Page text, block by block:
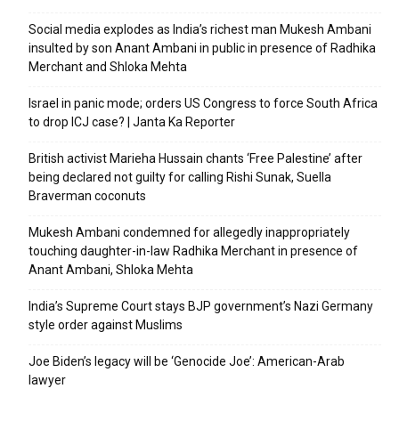
Social media explodes as India’s richest man Mukesh Ambani
insulted by son Anant Ambani in public in presence of Radhika
Merchant and Shloka Mehta
Israel in panic mode; orders US Congress to force South Africa
to drop ICJ case? | Janta Ka Reporter
British activist Marieha Hussain chants ‘Free Palestine’ after
being declared not guilty for calling Rishi Sunak, Suella
Braverman coconuts
Mukesh Ambani condemned for allegedly inappropriately
touching daughter-in-law Radhika Merchant in presence of
Anant Ambani, Shloka Mehta
India’s Supreme Court stays BJP government’s Nazi Germany
style order against Muslims
Joe Biden’s legacy will be ‘Genocide Joe’: American-Arab
lawyer